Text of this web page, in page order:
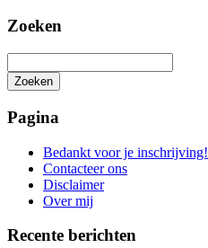
Zoeken
Zoeken
zoeken
Pagina
Bedankt voor je inschrijving!
Contacteer ons
Disclaimer
Over mij
Recente berichten